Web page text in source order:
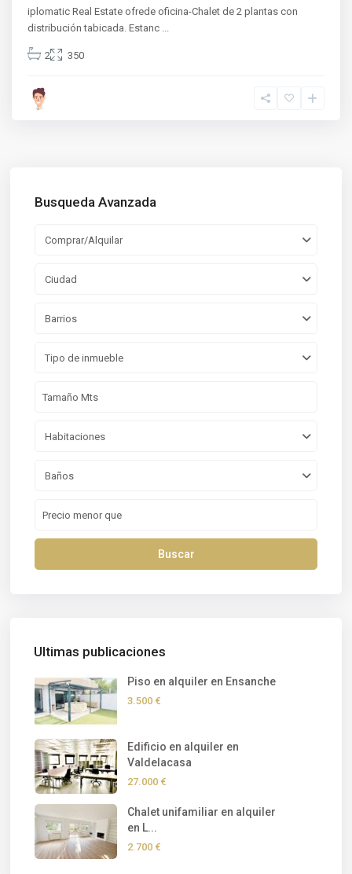
iplomatic Real Estate ofrede oficina-Chalet de 2 plantas con
distribución tabicada. Estanc ...
2 350
Busqueda Avanzada
Comprar/Alquilar
Ciudad
Barrios
Tipo de inmueble
Habitaciones
Baños
Buscar
Ultimas publicaciones
Piso en alquiler en Ensanche
3.500 €
Edificio en alquiler en
Valdelacasa
27.000 €
Chalet unifamiliar en alquiler
en L...
2.700 €